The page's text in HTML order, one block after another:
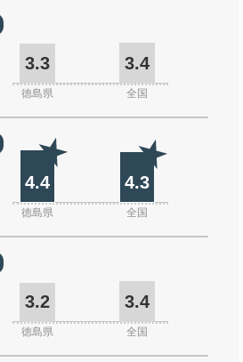
3.3 3.4
徳島県 全国
4.4 4.3
徳島県 全国
3.2 3.4
徳島県 全国